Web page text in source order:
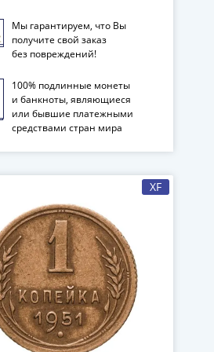
Мы гарантируем, что Вы
получите свой заказ
без повреждений!
100% подлинные монеты
и банкноты, являющиеся
или бывшие платежными
средствами стран мира
XF